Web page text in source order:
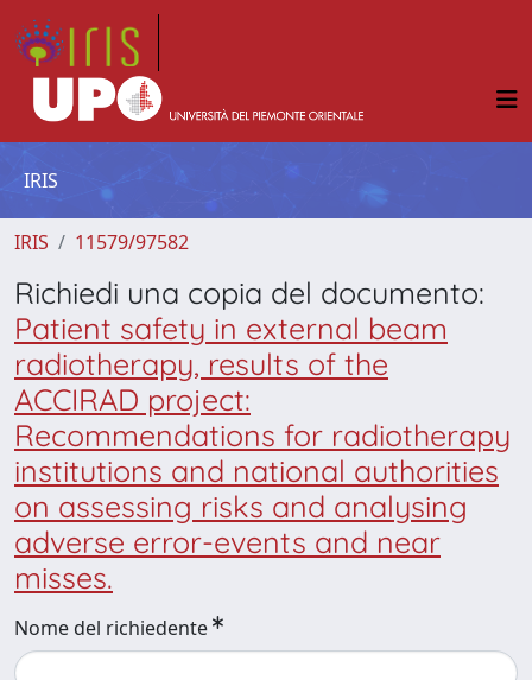
IRIS
IRIS 11579/97582
Richiedi una copia del documento:
Patient safety in external beam
radiotherapy, results of the
ACCIRAD project:
Recommendations for radiotherapy
institutions and national authorities
on assessing risks and analysing
adverse error-events and near
misses.
Nome del richiedente